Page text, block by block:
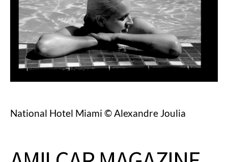
National Hotel Miami © Alexandre Joulia